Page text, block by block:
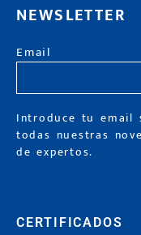
NEWSLETTER
Email
Introduce tu email
todas nuestras
de expertos.
CERTIFICADOS